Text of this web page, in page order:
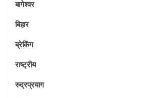
बागेश्वर
बिहार
ब्रेकिंग
राष्ट्रीय
रुद्रप्रयाग